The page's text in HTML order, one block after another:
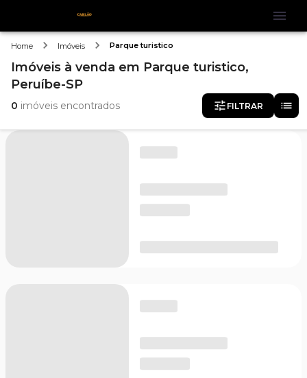
Home Imóveis Parque turistico
Imóveis à venda em Parque turistico,
Peruíbe-SP
0 imóveis encontrados FILTRAR